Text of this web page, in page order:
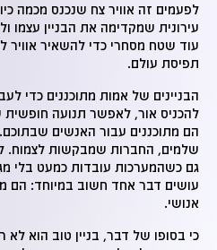
לפעמים זה אוויר צח שנכנס מכמה
עירונית שמקדימה את הבניין עצמו
עוד שטח מסחרי כדי להשאיר אוויר
תפיסת עולם.
הבניינים של אמות מתוכננים כדי
להכניס אור, לאפשר תנועה
הם מתוכננים עבור האנשים
שלמים, החברות שמבקשות לצמוח.
גם כשהמערכות עובדות כמעט בלי
עושים דבר אחד חשוב במיוחד: הם
אנושי.
כי בסופו של דבר, בניין טוב הוא